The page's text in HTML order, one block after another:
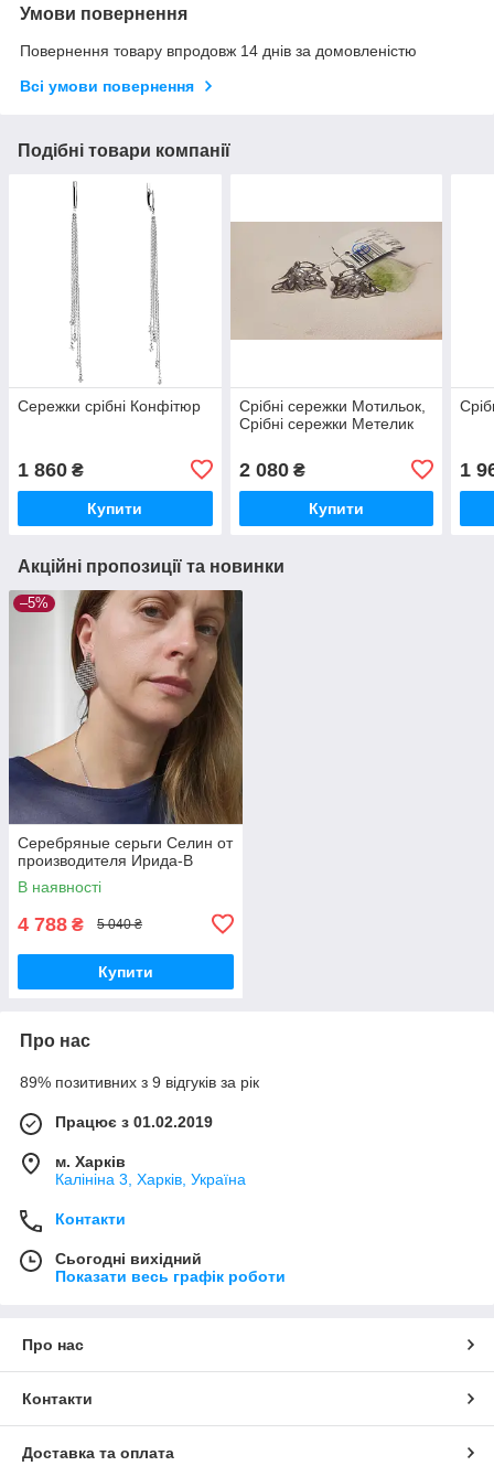
Умови повернення
Повернення товару впродовж 14 днів за домовленістю
Всі умови повернення
Подібні товари компанії
Сережки срібні Конфітюр
1 860 ₴
Купити
Срібні сережки Мотильок,
Срібні сережки Метелик
2 080₴
Купити
1
Акційні пропозиції та новинки
–5%
Серебряные серьги Селин от
производителя Ирида-В
В наявності
4 788 ₴ 5 040 ₴
Купити
Про нас
89% позитивних з 9 відгуків за рік
Працює з 01.02.2019
м. Харків
Калініна 3, Харків, Україна
Контакти
Сьогодні вихідний
Показати весь графік роботи
Про нас
Контакти
Доставка та оплата